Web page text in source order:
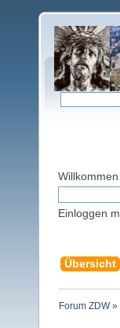
Willkommen
Einloggen
Übersicht
Forum ZDW»